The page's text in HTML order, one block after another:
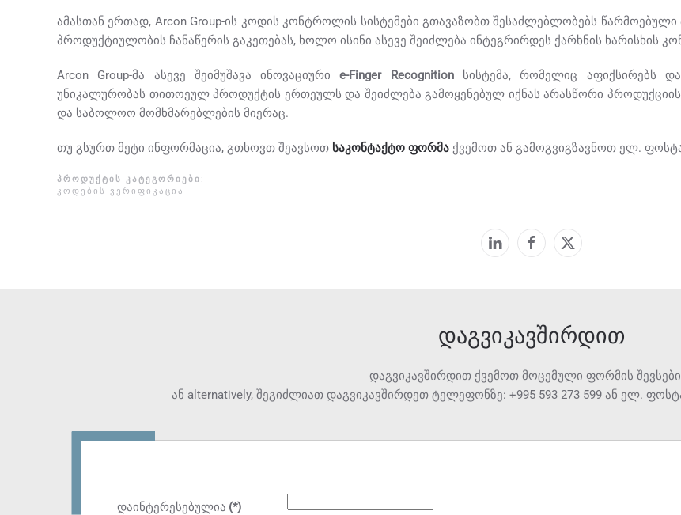
ამასთან ერთად, Arcon Group-ის კოდის კონტროლის სისტემები გთავაზობთ შესაძლებლობებს წარმოებული
პროდუქტიულობის ჩანაწერის გაკეთებას, ხოლო ისინი ასევე შეიძლება ინტეგრირდეს ქარხნის ხარისხის
Arcon Group-მა ასევე შეიმუშავა ინოვაციურიe-Finger Recognitionსისტემა, რომელიც აფიქსირებს
უნიკალურობას თითოეულ პროდუქტის ერთეულს და შეიძლება გამოყენებულ იქნას არასწორი
და საბოლოო მომხმარებლების მიერაც.
თუ გსურთ მეტი ინფორმაცია, გთხოვთ შეავსოთ საკონტაქტო ფორმა ქვემოთ ან გამოგვიგზავნოთ ელ.
ᲞᲠᲝᲓᲣᲥᲢᲘᲡ ᲙᲐᲢᲔᲒᲝᲠᲘᲔᲑᲘ :
ᲙᲝᲓᲔᲑᲘᲡ ᲕᲔᲠᲘᲤᲘᲙᲐᲪᲘᲐ
დაგვიკავშირდით
დაგვიკავშირდით ქვემოთ მოცემული ფორმის
ან alternatively, შეგიძლიათ დაგვიკავშირდეთ ტელეფონზე: +995 593 273 599ან ელ.
დაინტერესებულია (*)